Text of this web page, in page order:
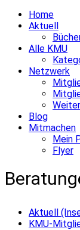
Home
Aktuell
Alle KMU
Netzwerk
Blog
Mitmachen
Mein
Flyer
Aktuell
KMU-